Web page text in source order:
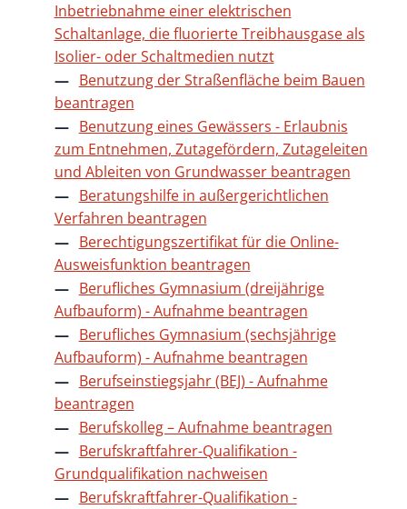
Inbetriebnahme einer elektrischen
Schaltanlage, die fluorierte Treibhausgase als
Isolier- oder Schaltmedien nutzt
Benutzung der Straßenfläche beim Bauen
beantragen
Benutzung eines Gewässers - Erlaubnis
zum Entnehmen, Zutagefördern, Zutageleiten
und Ableiten von Grundwasser beantragen
Beratungshilfe in außergerichtlichen
Verfahren beantragen
Berechtigungszertifikat für die Online-
Ausweisfunktion beantragen
Berufliches Gymnasium (dreijährige
Aufbauform) - Aufnahme beantragen
Berufliches Gymnasium (sechsjährige
Aufbauform) - Aufnahme beantragen
Berufseinstiegsjahr (BEJ) - Aufnahme
beantragen
Berufskolleg – Aufnahme beantragen
Berufskraftfahrer-Qualifikation -
Grundqualifikation nachweisen
Berufskraftfahrer-Qualifikation -